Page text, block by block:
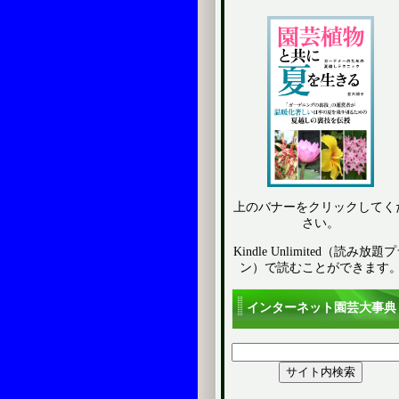
上のバナーをクリックしてく
さい。
Kindle Unlimited（読み放題プ
ン）で読むことができます
インターネット園芸大事典